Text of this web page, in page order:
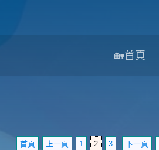
🏡首頁
首頁 上一頁 1 2 3 下一頁